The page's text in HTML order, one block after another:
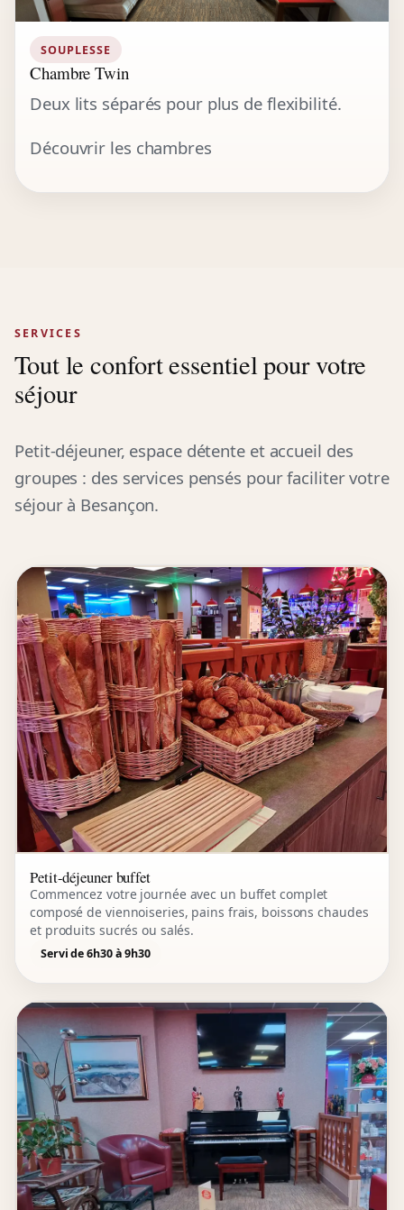
SOUPLESSE
Chambre Twin
Deux lits séparés pour plus de flexibilité.
Découvrir les chambres
SERVICES
Tout le confort essentiel pour votre
séjour
Petit-déjeuner, espace détente et accueil des
groupes : des services pensés pour faciliter votre
séjour à Besançon.
Petit-déjeuner buffet
Commencez votre journée avec un buffet complet
composé de viennoiseries, pains frais, boissons chaudes
et produits sucrés ou salés.
Servi de 6h30 à 9h30